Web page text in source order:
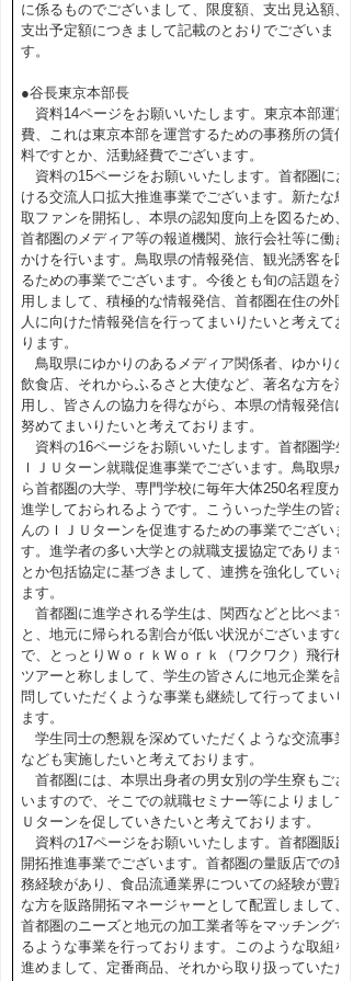
に係るものでございまして、限度額、支出見込額、
支出予定額につきまして記載のとおりでございま
す。
●谷長東京本部長
資料14ページをお願いいたします。東京本部運営
費、これは東京本部を運営するための事務所の賃借
料ですとか、活動経費でございます。
資料の15ページをお願いいたします。首都圏にお
ける交流人口拡大推進事業でございます。新たな鳥
取ファンを開拓し、本県の認知度向上を図るため、
首都圏のメディア等の報道機関、旅行会社等に働き
かけを行います。鳥取県の情報発信、観光誘客を図
るための事業でございます。今後とも旬の話題を活
用しまして、積極的な情報発信、首都圏在住の外国
人に向けた情報発信を行ってまいりたいと考えてお
ります。
鳥取県にゆかりのあるメディア関係者、ゆかりの
飲食店、それからふるさと大使など、著名な方を活
用し、皆さんの協力を得ながら、本県の情報発信に
努めてまいりたいと考えております。
資料の16ページをお願いいたします。首都圏学生
ＩＪＵターン就職促進事業でございます。鳥取県か
ら首都圏の大学、専門学校に毎年大体250名程度が
進学しておられるようです。こういった学生の皆さ
んのＩＪＵターンを促進するための事業でございま
す。進学者の多い大学との就職支援協定であります
とか包括協定に基づきまして、連携を強化していき
ます。
首都圏に進学される学生は、関西などと比べます
と、地元に帰られる割合が低い状況がございますの
で、とっとりＷｏｒｋＷｏｒｋ（ワクワク）飛行機
ツアーと称しまして、学生の皆さんに地元企業を訪
問していただくような事業も継続して行ってまいり
ます。
学生同士の懇親を深めていただくような交流事業
なども実施したいと考えております。
首都圏には、本県出身者の男女別の学生寮もござ
いますので、そこでの就職セミナー等によりまして
Ｕターンを促していきたいと考えております。
資料の17ページをお願いいたします。首都圏販路
開拓推進事業でございます。首都圏の量販店での勤
務経験があり、食品流通業界についての経験が豊富
な方を販路開拓マネージャーとして配置しまして、
首都圏のニーズと地元の加工業者等をマッチングす
るような事業を行っております。このような取組を
進めまして、定番商品、それから取り扱っていただ